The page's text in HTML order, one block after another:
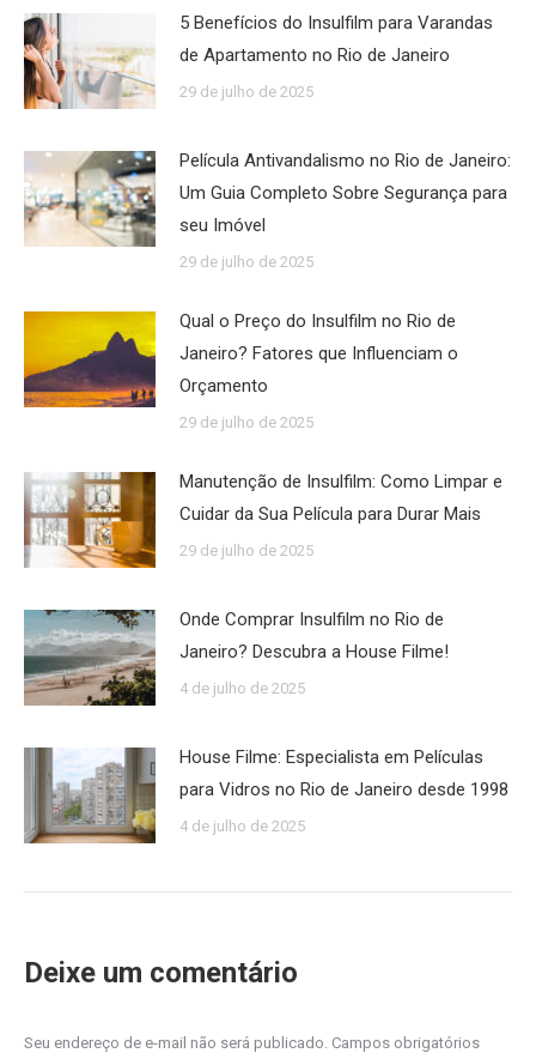
5 Benefícios do Insulfilm para Varandas
de Apartamento no Rio de Janeiro
29 de julho de 2025
Película Antivandalismo no Rio de Janeiro:
Um Guia Completo Sobre Segurança para
seu Imóvel
29 de julho de 2025
Qual o Preço do Insulfilm no Rio de
Janeiro? Fatores que Influenciam o
Orçamento
29 de julho de 2025
Manutenção de Insulfilm: Como Limpar e
Cuidar da Sua Película para Durar Mais
29 de julho de 2025
Onde Comprar Insulfilm no Rio de
Janeiro? Descubra a House Filme!
4 de julho de 2025
House Filme: Especialista em Películas
para Vidros no Rio de Janeiro desde 1998
4 de julho de 2025
Deixe um comentário
Seu endereço de e-mail não será publicado. Campos obrigatórios